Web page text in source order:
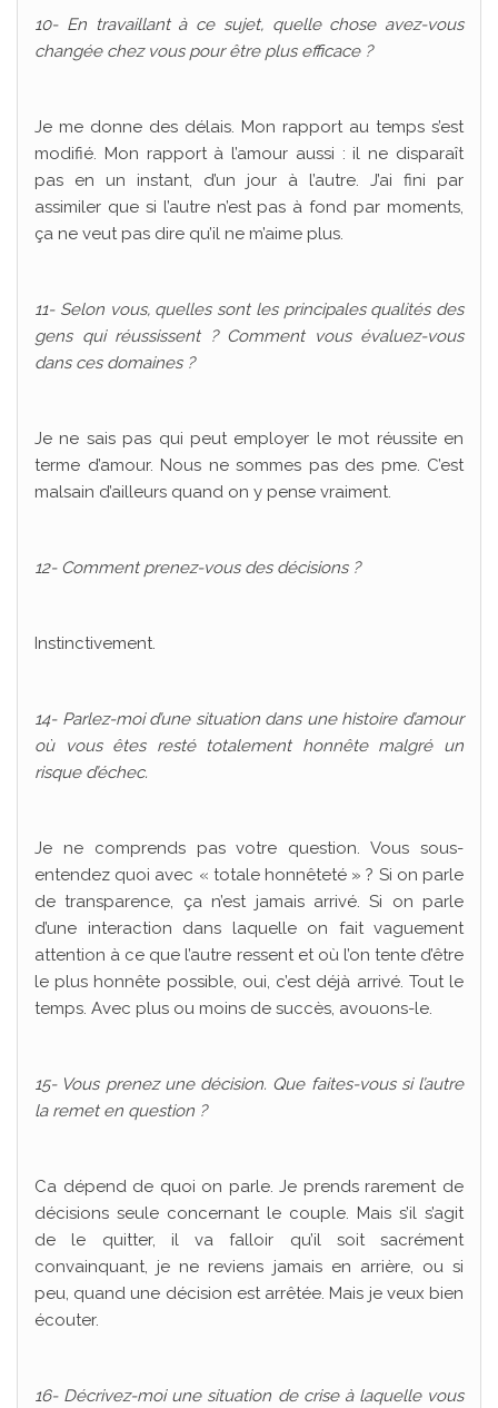
10- En travaillant à ce sujet, quelle chose avez-vous
changée chez vous pour être plus efficace ?
Je me donne des délais. Mon rapport au temps s’est
modifié. Mon rapport à l’amour aussi : il ne disparaît
pas en un instant, d’un jour à l’autre. J’ai fini par
assimiler que si l’autre n’est pas à fond par moments,
ça ne veut pas dire qu’il ne m’aime plus.
11- Selon vous, quelles sont les principales qualités des
gens qui réussissent ? Comment vous évaluez-vous
dans ces domaines ?
Je ne sais pas qui peut employer le mot réussite en
terme d’amour. Nous ne sommes pas des pme. C’est
malsain d’ailleurs quand on y pense vraiment.
12- Comment prenez-vous des décisions ?
Instinctivement.
14- Parlez-moi d’une situation dans une histoire d’amour
où vous êtes resté totalement honnête malgré un
risque d’échec.
Je ne comprends pas votre question. Vous sous-
entendez quoi avec « totale honnêteté » ? Si on parle
de transparence, ça n’est jamais arrivé. Si on parle
d’une interaction dans laquelle on fait vaguement
attention à ce que l’autre ressent et où l’on tente d’être
le plus honnête possible, oui, c’est déjà arrivé. Tout le
temps. Avec plus ou moins de succès, avouons-le.
15- Vous prenez une décision. Que faites-vous si l’autre
la remet en question ?
Ca dépend de quoi on parle. Je prends rarement de
décisions seule concernant le couple. Mais s’il s’agit
de le quitter, il va falloir qu’il soit sacrément
convainquant, je ne reviens jamais en arrière, ou si
peu, quand une décision est arrêtée. Mais je veux bien
écouter.
16- Décrivez-moi une situation de crise à laquelle vous